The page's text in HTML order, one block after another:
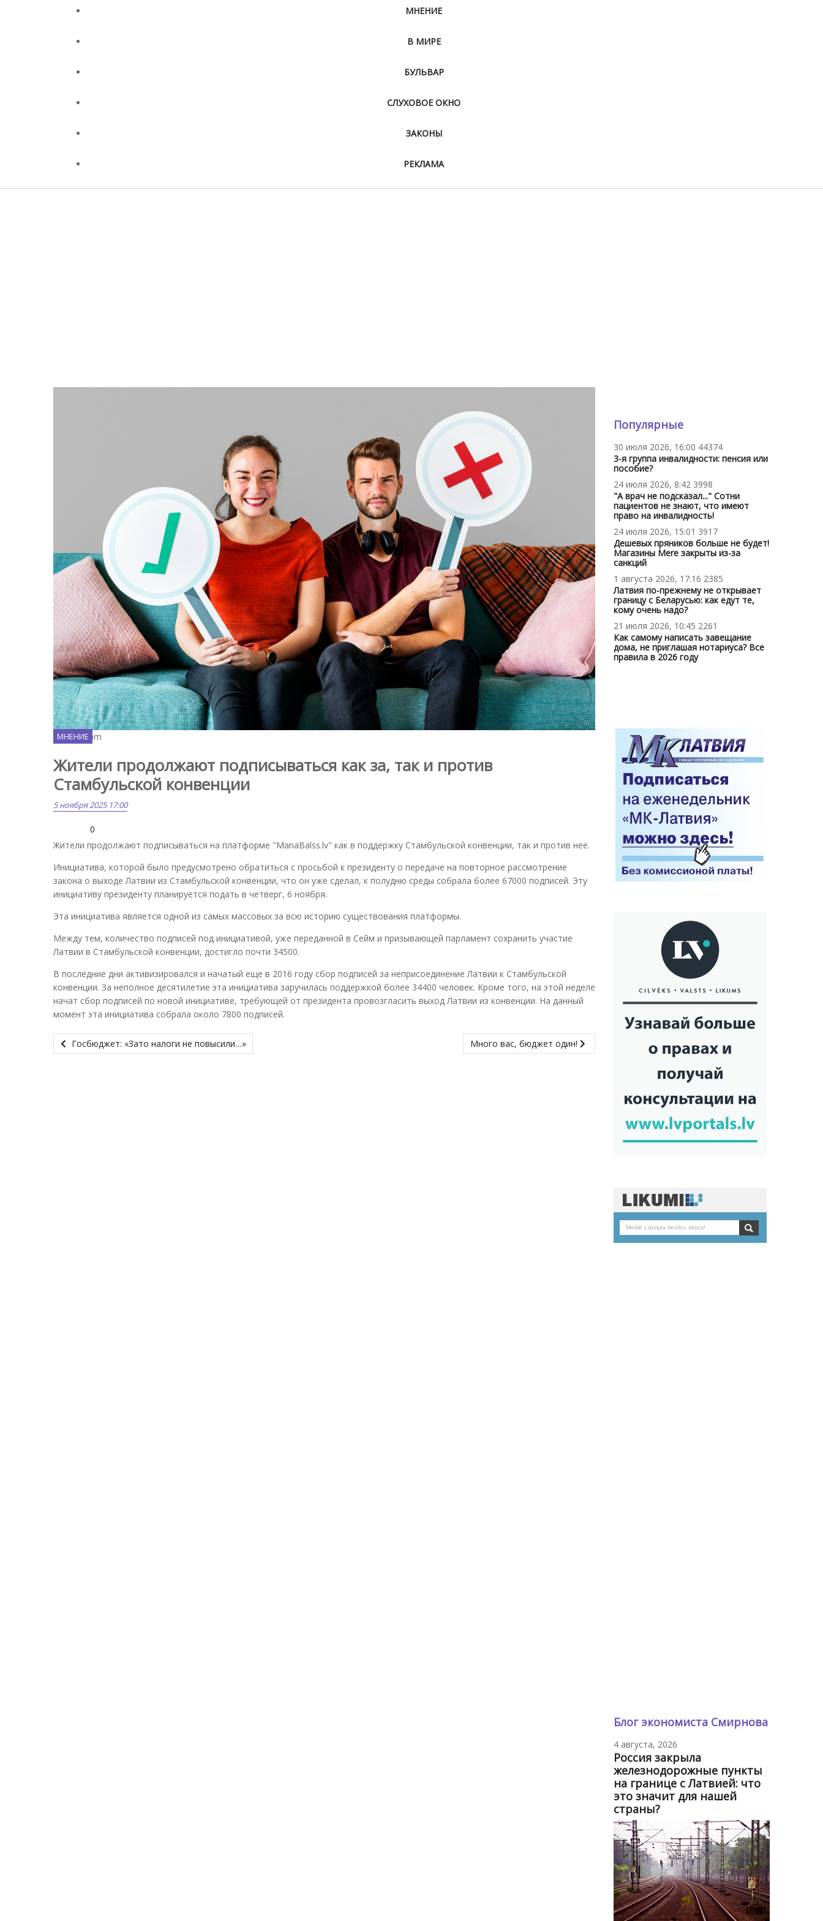
МНЕНИЕ
В МИРЕ
БУЛЬВАР
СЛУХОВОЕ ОКНО
ЗАКОНЫ
РЕКЛАМА
Freepik.com
МНЕНИЕ
Жители продолжают подписываться как за, так и против
Стамбульской конвенции
5 ноября 2025 17:00
0
Жители продолжают подписываться на платформе "ManaBalss.lv" как в поддержку Стамбульской конвенции, так и против нее.
Инициатива, которой было предусмотрено обратиться с просьбой к президенту о передаче на повторное рассмотрение
закона о выходе Латвии из Стамбульской конвенции, что он уже сделал, к полудню среды собрала более 67000 подписей. Эту
инициативу президенту планируется подать в четверг, 6 ноября.
Эта инициатива является одной из самых массовых за всю историю существования платформы.
Между тем, количество подписей под инициативой, уже переданной в Сейм и призывающей парламент сохранить участие
Латвии в Стамбульской конвенции, достигло почти 34500.
В последние дни активизировался и начатый еще в 2016 году сбор подписей за неприсоединение Латвии к Стамбульской
конвенции. За неполное десятилетие эта инициатива заручилась поддержкой более 34400 человек. Кроме того, на этой неделе
начат сбор подписей по новой инициативе, требующей от президента провозгласить выход Латвии из конвенции. На данный
момент эта инициатива собрала около 7800 подписей.
Госбюджет: «Зато налоги не повысили…» Много вас, бюджет один!
Популярные
30 июля 2026, 16:00 44374
3-я группа инвалидности: пенсия или
пособие?
24 июля 2026, 8:42 3998
"А врач не подсказал..." Сотни
пациентов не знают, что имеют
право на инвалидность!
24 июля 2026, 15:01 3917
Дешевых пряников больше не будет!
Магазины Mere закрыты из-за
санкций
1 августа 2026, 17:16 2385
Латвия по-прежнему не открывает
границу с Беларусью: как едут те,
кому очень надо?
21 июля 2026, 10:45 2261
Как самому написать завещание
дома, не приглашая нотариуса? Все
правила в 2026 году
Блог экономиста Смирнова
4 августа, 2026
Россия закрыла
железнодорожные пункты
на границе с Латвией: что
это значит для нашей
страны?